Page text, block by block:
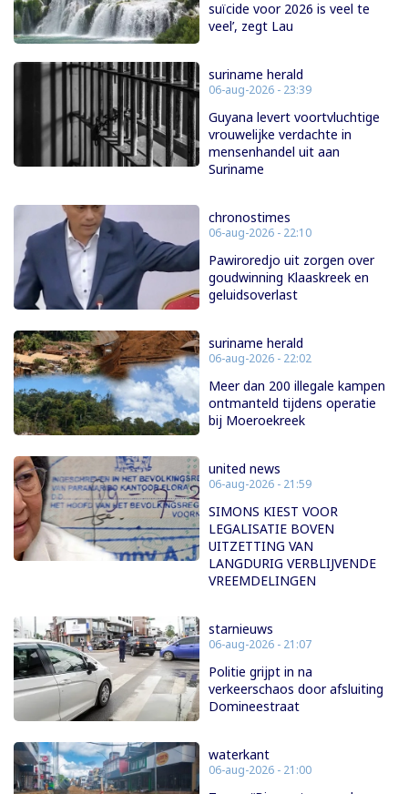
suïcide voor 2026 is veel te
veel’, zegt Lau
suriname herald
06-aug-2026 - 23:39
Guyana levert voortvluchtige
vrouwelijke verdachte in
mensenhandel uit aan
Suriname
chronostimes
06-aug-2026 - 22:10
Pawiroredjo uit zorgen over
goudwinning Klaaskreek en
geluidsoverlast
suriname herald
06-aug-2026 - 22:02
Meer dan 200 illegale kampen
ontmanteld tijdens operatie
bij Moeroekreek
united news
06-aug-2026 - 21:59
SIMONS KIEST VOOR
LEGALISATIE BOVEN
UITZETTING VAN
LANGDURIG VERBLIJVENDE
VREEMDELINGEN
starnieuws
06-aug-2026 - 21:07
Politie grijpt in na
verkeerschaos door afsluiting
Domineestraat
waterkant
06-aug-2026 - 21:00